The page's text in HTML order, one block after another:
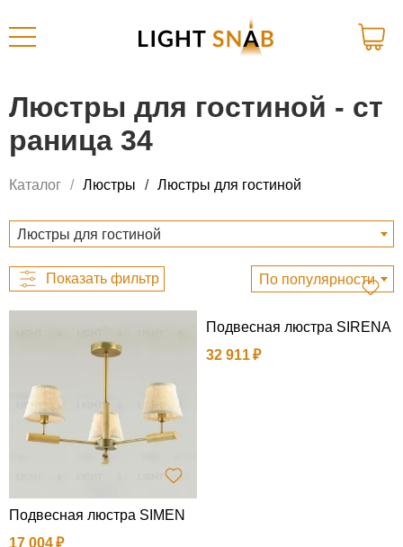
Люстры для гостиной - ст
раница 34
Каталог Люстры Люстры для гостиной
Люстры для гостиной
По популярности
Подвесная люстра SIMEN
17 004
Подвесная люстра SIRENA
32 911